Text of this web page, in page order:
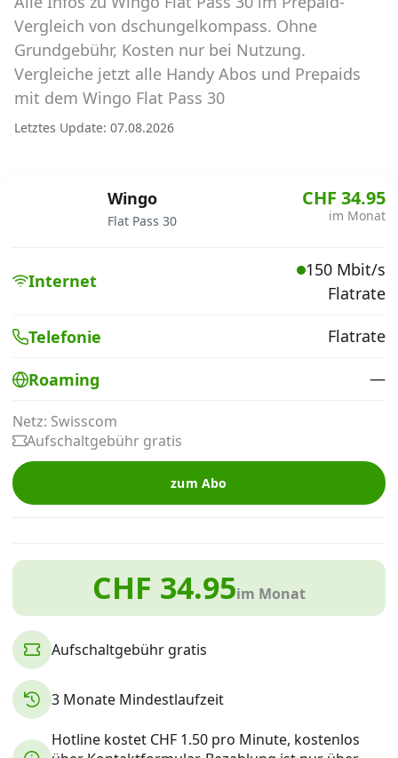
Abos für Tablets, Hotspots und Smart
Watches
Tarifrechner Handy-Abo
Der gute alte Tarifrechner im neuen Design
Alle Anbieter
Mobilfunknetz Schweiz
Handy-Abo kündigen oder
Internet, TV, Telefon
Aktionen
News
Forum
Vergleich von dschungelkompass. Ohne
Grundgebühr, Kosten nur bei Nutzung.
Vergleiche jetzt alle Handy Abos und Prepaids
mit dem Wingo Flat Pass 30
Letztes Update: 07.08.2026
Wingo
Flat Pass 30
CHF 34.95
im Monat
Internet
150 Mbit/s
Flatrate
Telefonie Flatrate
Roaming —
Netz: Swisscom
Aufschaltgebühr gratis
zum Abo
CHF 34.95im Monat
Aufschaltgebühr gratis
3 Monate Mindestlaufzeit
Hotline kostet CHF 1.50 pro Minute, kostenlos